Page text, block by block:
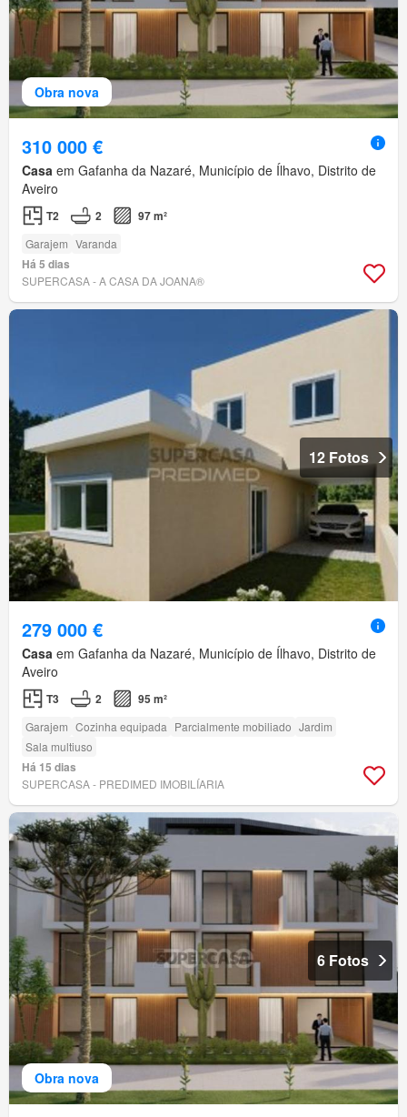
Obra nova
310 000 €
Casa em Gafanha da Nazaré, Município de Ílhavo, Distrito de
Aveiro
T2 2 97 m²
Garajem Varanda
Há 5 dias
SUPERCASA - A CASA DA JOANA®
12 Fotos
279 000 €
Casa em Gafanha da Nazaré, Município de Ílhavo, Distrito de
Aveiro
T3 2 95 m²
Garajem Cozinha equipada Parcialmente mobiliado Jardim
Sala multiuso
Há 15 dias
SUPERCASA - PREDIMED IMOBILÍARIA
Obra nova
6 Fotos